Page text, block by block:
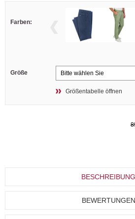
Farben:
Größe
Größentabelle öffnen
BESCHREIBUNG
BEWERTUNGEN